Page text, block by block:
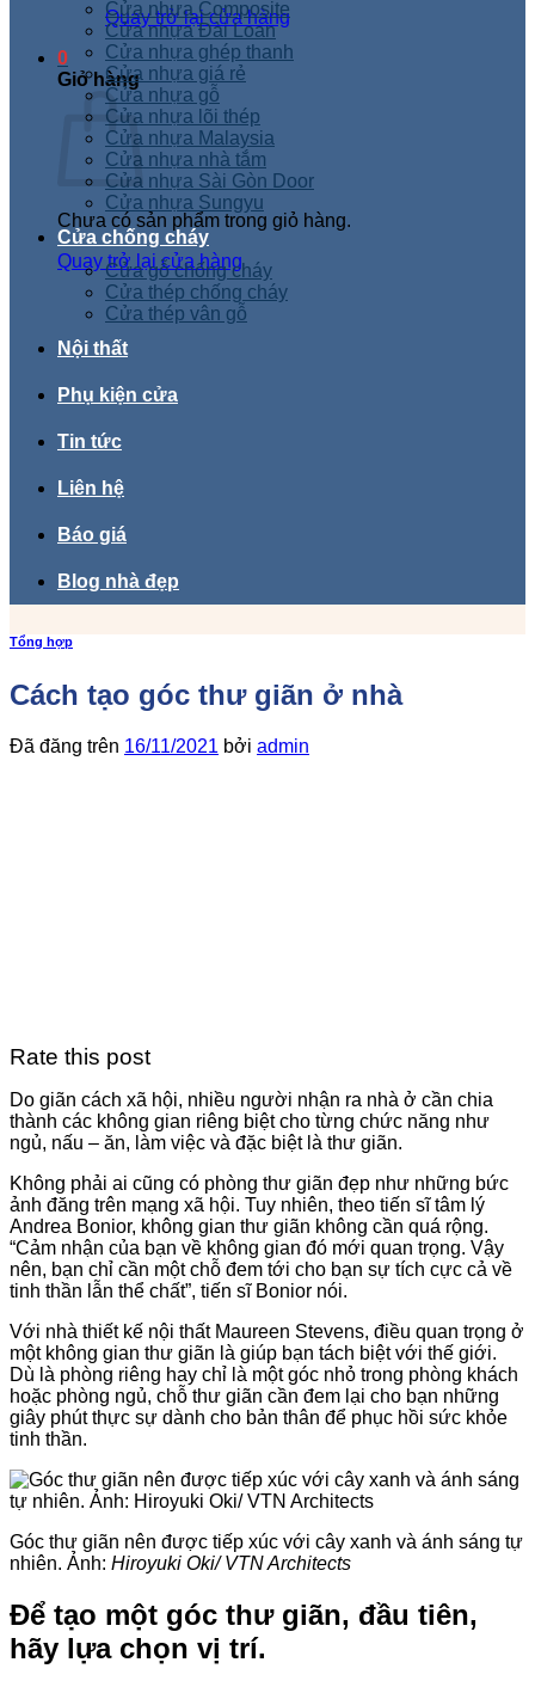
Quay trở lại cửa hàng
0
Giỏ hàng
Chưa có sản phẩm trong giỏ hàng.
Quay trở lại cửa hàng
Cửa nhựa Composite
Cửa nhựa Đài Loan
Cửa nhựa ghép thanh
Cửa nhựa giá rẻ
Cửa nhựa gỗ
Cửa nhựa lõi thép
Cửa nhựa Malaysia
Cửa nhựa nhà tắm
Cửa nhựa Sài Gòn Door
Cửa nhựa Sungyu
Cửa chống cháy
Cửa gỗ chống cháy
Cửa thép chống cháy
Cửa thép vân gỗ
Nội thất
Phụ kiện cửa
Tin tức
Liên hệ
Báo giá
Blog nhà đẹp
Tổng hợp
Cách tạo góc thư giãn ở nhà
Đã đăng trên 16/11/2021 bởi admin
Rate this post
Do giãn cách xã hội, nhiều người nhận ra nhà ở cần chia
thành các không gian riêng biệt cho từng chức năng như
ngủ, nấu – ăn, làm việc và đặc biệt là thư giãn.
Không phải ai cũng có phòng thư giãn đẹp như những bức
ảnh đăng trên mạng xã hội. Tuy nhiên, theo tiến sĩ tâm lý
Andrea Bonior, không gian thư giãn không cần quá rộng.
“Cảm nhận của bạn về không gian đó mới quan trọng. Vậy
nên, bạn chỉ cần một chỗ đem tới cho bạn sự tích cực cả về
tinh thần lẫn thể chất”, tiến sĩ Bonior nói.
Với nhà thiết kế nội thất Maureen Stevens, điều quan trọng ở
một không gian thư giãn là giúp bạn tách biệt với thế giới.
Dù là phòng riêng hay chỉ là một góc nhỏ trong phòng khách
hoặc phòng ngủ, chỗ thư giãn cần đem lại cho bạn những
giây phút thực sự dành cho bản thân để phục hồi sức khỏe
tinh thần.
Góc thư giãn nên được tiếp xúc với cây xanh và ánh sáng tự
nhiên. Ảnh: Hiroyuki Oki/VTN Architects
Để tạo một góc thư giãn, đầu tiên,
hãy lựa chọn vị trí.